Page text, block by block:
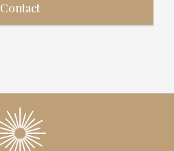
Contact